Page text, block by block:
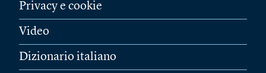
Privacy e cookie
Video
Dizionario italiano